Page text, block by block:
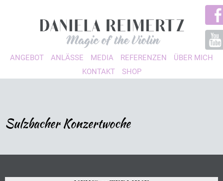
ANGEBOT ANLÄSSE MEDIA REFERENZEN
ÜBER MICH
KONTAKT
SHOP
Sulzbacher Konzertwoche